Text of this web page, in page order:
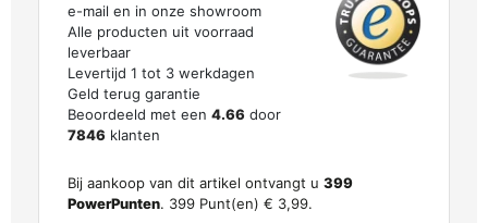
e-mail en in onze showroom
Alle producten uit voorraad
leverbaar
Levertijd 1 tot 3 werkdagen
Geld terug garantie
Beoordeeld met een 4.66 door
7846 klanten
Bij aankoop van dit artikel ontvangt u 399
PowerPunten. 399 Punt(en) € 3,99.